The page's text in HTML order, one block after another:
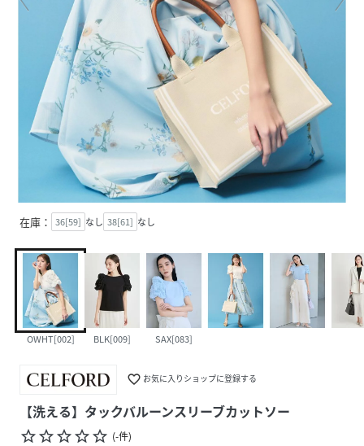
在庫： 36[59] なし 38[61] なし
OWHT[002] BLK[009] SAX[083]
favorite_border お気に入りショップに登録する
【洗える】タックバルーンスリーブカットソー
star_borderstar_borderstar_borderstar_borderstar_border (-件)